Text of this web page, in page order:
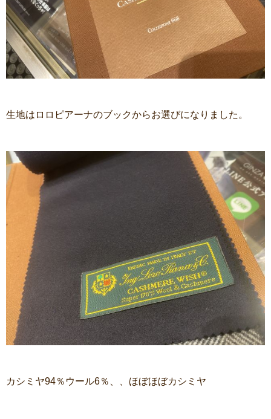
生地はロロピアーナのブックからお選びになりました。
カシミヤ94％ウール6％、、ほぼほぼカシミヤ